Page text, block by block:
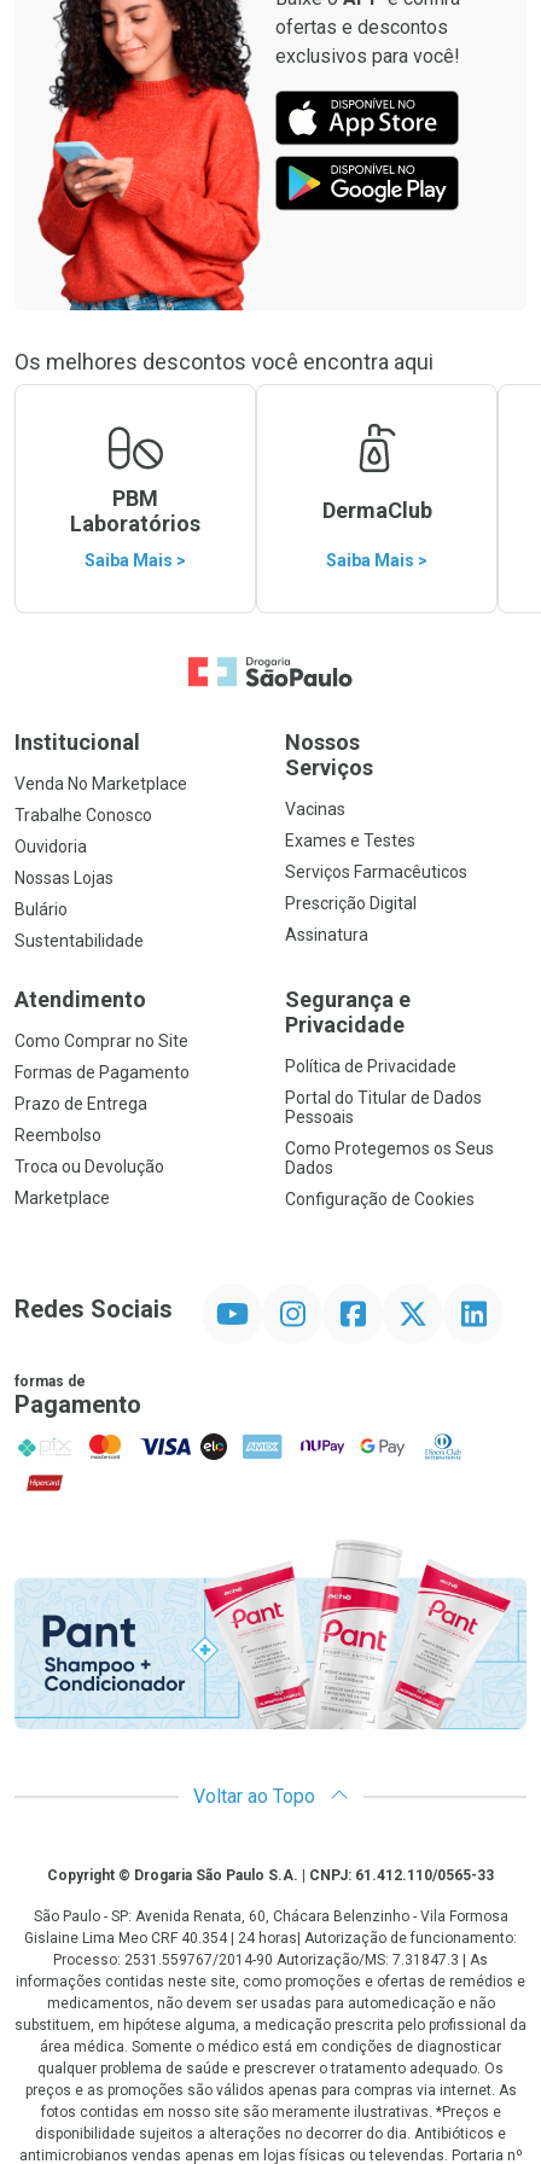
ofertas e descontos
exclusivos para você!
Os melhores descontos você encontra aqui
PBM
Laboratórios
Saiba Mais >
DermaClub
Saiba Mais >
Ir para a Home
Institucional
Venda No Marketplace
Trabalhe Conosco
Ouvidoria
Nossas Lojas
Bulário
Sustentabilidade
Nossos
Serviços
Vacinas
Exames e Testes
Serviços Farmacêuticos
Prescrição Digital
Assinatura
Atendimento
Como Comprar no Site
Formas de Pagamento
Prazo de Entrega
Reembolso
Troca ou Devolução
Marketplace
Segurança e
Privacidade
Política de Privacidade
Portal do Titular de Dados
Pessoais
Como Protegemos os Seus
Dados
Configuração de Cookies
Redes Sociais InstagramFacebookTwitter Linkedin
formas de
Pagamento
PIX MasterCard
VISA ELO AMEX NuPay Google PayDiners Club
Hipercard
Promoção em Destaque
Voltar ao Topo
CopyrightCopyright © Drogaria São Paulo S.A. | CNPJ: 61.412.110/0565-33
São Paulo - SP: Avenida Renata, 60, Chácara Belenzinho - Vila Formosa
Gislaine Lima Meo CRF 40.354 | 24 horas| Autorização de funcionamento:
Processo: 2531.559767/2014-90 Autorização/MS: 7.31847.3 | As
informações contidas neste site, como promoções e ofertas de remédios e
medicamentos, não devem ser usadas para automedicação e não
substituem, em hipótese alguma, a medicação prescrita pelo profissional da
área médica. Somente o médico está em condições de diagnosticar
qualquer problema de saúde e prescrever o tratamento adequado. Os
preços e as promoções são válidos apenas para compras via internet. As
fotos contidas em nosso site são meramente ilustrativas. *Preços e
disponibilidade sujeitos a alterações no decorrer do dia. Antibióticos e
antimicrobianos vendas apenas em lojas físicas ou televendas. Portaria nº